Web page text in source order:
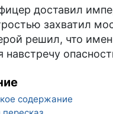
доставил
захватил
решил, что
навстречу
содержание